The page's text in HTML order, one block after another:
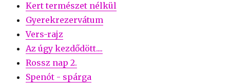
Kert természet nélkül
Gyerekrezervátum
Vers-rajz
Az úgy kezdődött....
Rossz nap 2.
Spenót - spárga